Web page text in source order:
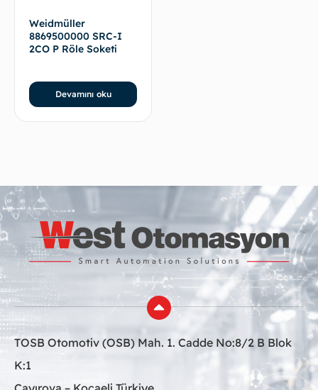
Weidmüller
8869500000 SRC-I
2CO P Röle Soketi
Devamını oku
TOSB Otomotiv (OSB) Mah. 1. Cadde No:8/2 B Blok
K:1